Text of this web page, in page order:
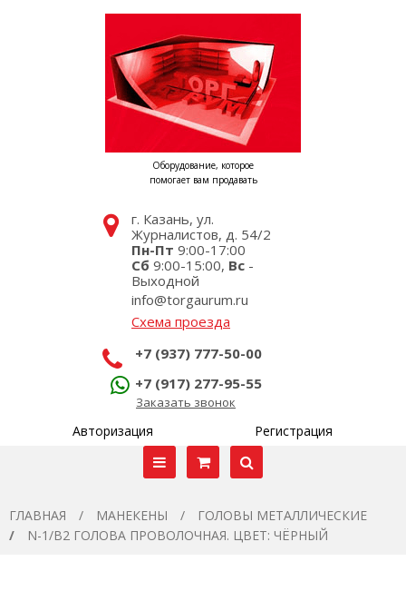
Оборудование, которое
помогает вам продавать
г. Казань, ул.
Журналистов, д. 54/2
Пн-Пт 9:00-17:00
Сб 9:00-15:00, Вс -
Выходной
info@torgaurum.ru
Схема проезда
+7 (937) 777-50-00
+7 (917) 277-95-55
Заказать звонок
Авторизация Регистрация
ГЛАВНАЯ МАНЕКЕНЫ
ГОЛОВЫ МЕТАЛЛИЧЕСКИЕ
N-1/B2 ГОЛОВА ПРОВОЛОЧНАЯ. ЦВЕТ: ЧЁРНЫЙ